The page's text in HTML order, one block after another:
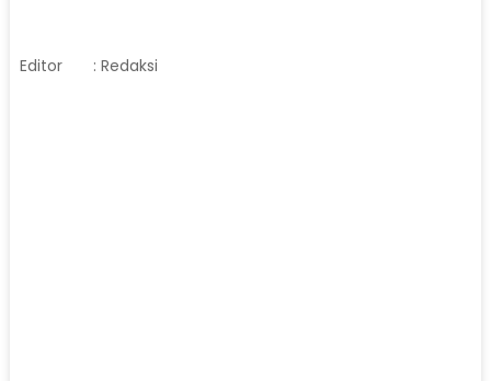
Editor : Redaksi